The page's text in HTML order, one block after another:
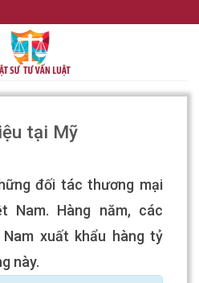
tại Mỹ
đối tác thương mại
Nam. Hàng năm, các
xuất khẩu hàng tỷ
này.